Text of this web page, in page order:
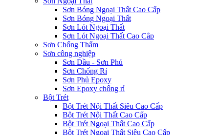
Sơn Bóng Ngoại Thất Cao Cấp
Sơn Bóng Ngoại Thất
Sơn Lót Ngoại Thất
Sơn Lót Ngoại Thất Cao Câp
Sơn Chống Thấm
Sơn công nghiệp
Sơn Dầu - Sơn Phủ
Sơn Chống Rỉ
Sơn Phủ Epoxy
Sơn Epoxy chống rỉ
Bột Trét
Bột Trét Nội Thất Siêu Cao Cấp
Bột Trét Nội Thất Cao Cấp
Bột Trét Ngoại Thất Cao Cấp
Bột Trét Ngoại Thất Siêu Cao Cấp